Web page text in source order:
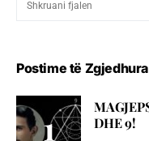
Postime të Zgjedhura
DHE 9!